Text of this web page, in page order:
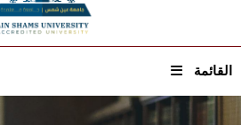
القائمة